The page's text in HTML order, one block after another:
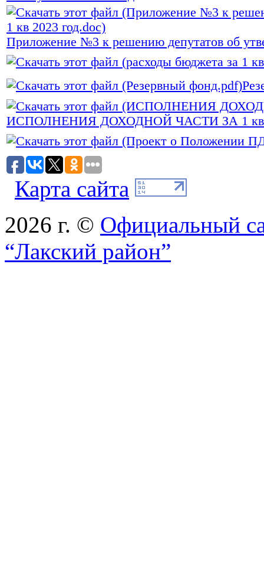
Приложение №3 к решению депутатов об
ИСПОЛНЕНИЯ ДОХОДНОЙ ЧАСТИ ЗА 1 кв
Карта сайта
2026 г. © Официальный
“Лакский район”